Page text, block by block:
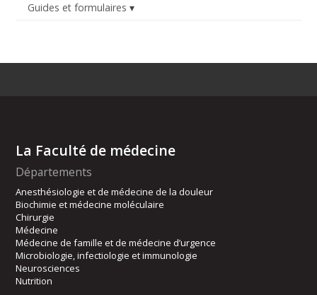
Guides et formulaires
La Faculté de médecine
Départements
Anesthésiologie et de médecine de la douleur
Biochimie et médecine moléculaire
Chirurgie
Médecine
Médecine de famille et de médecine d’urgence
Microbiologie, infectiologie et immunologie
Neurosciences
Nutrition